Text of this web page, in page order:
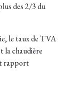
des 2/3 du
le taux de TVA
la chaudière
rapport